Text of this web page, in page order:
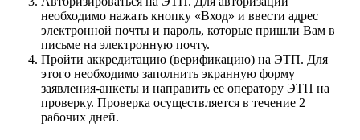
необходимо нажать кнопку «Вход» и ввести адрес
электронной почты и пароль, которые пришли Вам в
письме на электронную почту.
Пройти аккредитацию (верификацию) на ЭТП. Для
этого необходимо заполнить экранную форму
заявления-анкеты и направить ее оператору ЭТП на
проверку. Проверка осуществляется в течение 2
рабочих дней.